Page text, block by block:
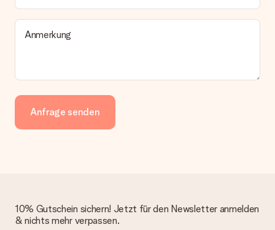
Anmerkung
Anfrage senden
10% Gutschein sichern! Jetzt für den Newsletter anmelden
& nichts mehr verpassen.